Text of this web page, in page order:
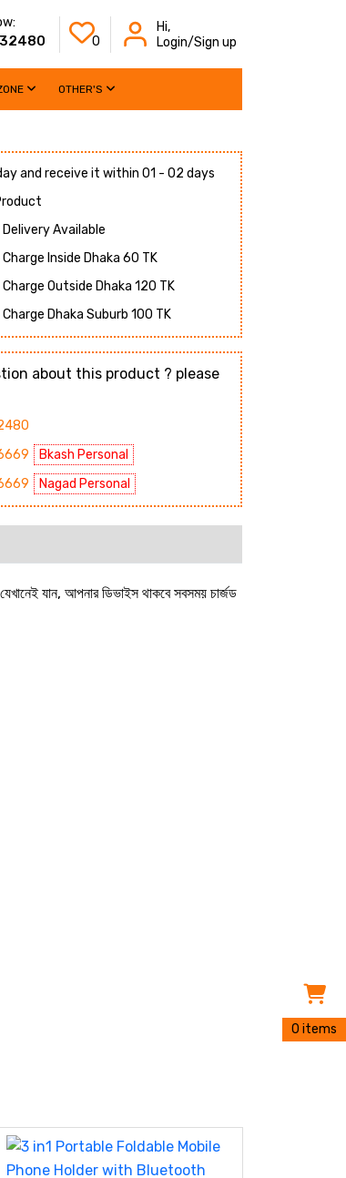
0
Hi,
Login/Sign up
OTHER'S
and receive it within 01 - 02 days
Delivery Available
Inside Dhaka 60 TK
Outside Dhaka 120 TK
Dhaka Suburb 100 TK
about this product ? please
Bkash Personal
Nagad Personal
যান, আপনার ডিভাইস থাকবে সবসময় চার্জড
0 items